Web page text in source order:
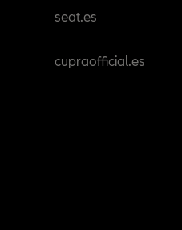
seat.es
cupraofficial.es